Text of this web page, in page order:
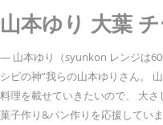
山本ゆり 大葉
— 山本ゆり（syunkon レンジは
シピの神”我らの山本ゆりさん。
料理を載せていきたいので、 大
菓子作り&パン作りを応援してい